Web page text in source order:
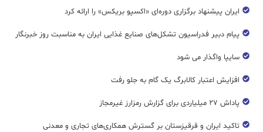
ایران پیشنهاد برگزاری دوره‌ای «اکسپو بریکس» را ارائه کرد
پیام دبیر فدراسیون تشکل‌های صنایع غذایی ایران به مناسبت روز خبرنگار
سایپا واگذار می شود
افزایش اعتبار کالابرگ یک گام به جلو رفت
پاداش ۲۷ میلیاردی برای گزارش رمزارز غیرمجاز
تاکید ایران و قرقیزستان بر گسترش همکاری‌های تجاری و معدنی